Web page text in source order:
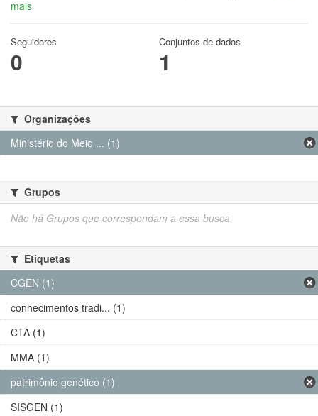
mais
Seguidores
0
Conjuntos de dados
1
Organizações
Ministério do Meio ... (1)
Grupos
Não há Grupos que correspondam a essa busca
Etiquetas
CGEN (1)
conhecimentos tradi... (1)
CTA (1)
MMA (1)
patrimônio genético (1)
SISGEN (1)